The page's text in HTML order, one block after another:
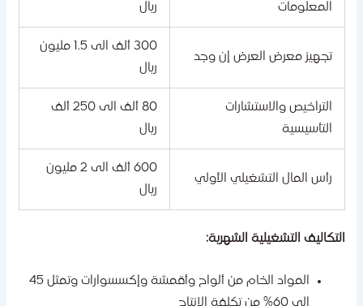
المعلومات
تجهيز معرض العرض إن وجد
300 ألف الى 1.5 مليون
التراخيص والاستشارات
التأسيسية
80 ألف الى 250 ألف
رأس المال التشغيلي الأولي
600 ألف الى 2 مليون
التشغيلية الشهرية:
المواد الخام من ألواح وأقمشة وإكسسوارات وتمثل 45